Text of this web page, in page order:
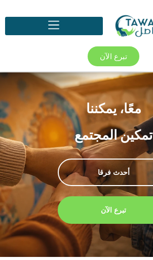
تبرع الآن
معًا، يمكننا
تمكين المجتمع
أحدث فرقا
تبرع الآن